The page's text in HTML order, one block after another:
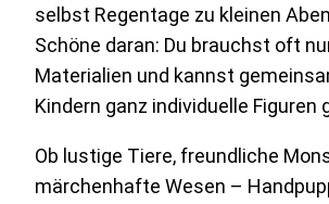
selbst Regentage zu kleinen
Schöne daran: Du brauchst oft
Materialien und kannst
Kindern ganz individuelle Figuren
Ob lustige Tiere, freundliche
märchenhafte Wesen –